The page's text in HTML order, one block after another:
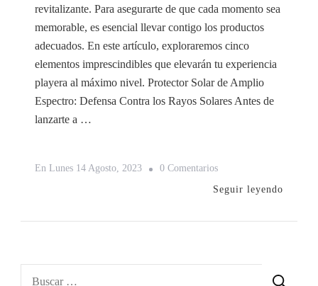
revitalizante. Para asegurarte de que cada momento sea
memorable, es esencial llevar contigo los productos
adecuados. En este artículo, exploraremos cinco
elementos imprescindibles que elevarán tu experiencia
playera al máximo nivel. Protector Solar de Amplio
Espectro: Defensa Contra los Rayos Solares Antes de
lanzarte a …
En Lunes 14 Agosto, 2023 0 ComentariosEn
5
Seguir leyendo